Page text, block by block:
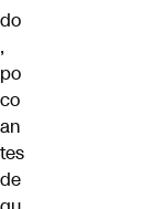
do
,
po
co
an
tes
de